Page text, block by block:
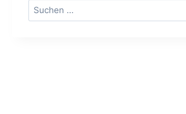
Suchen
nach: